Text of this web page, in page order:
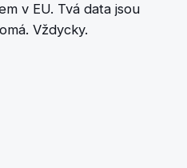
v EU. Tvá data jsou
Vždycky.